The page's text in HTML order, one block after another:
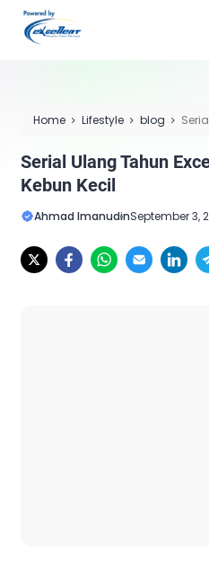
Home Lifestyle blog
Serial Ulang Tahun
Kebun Kecil
Ahmad ImanudinSeptember 3,